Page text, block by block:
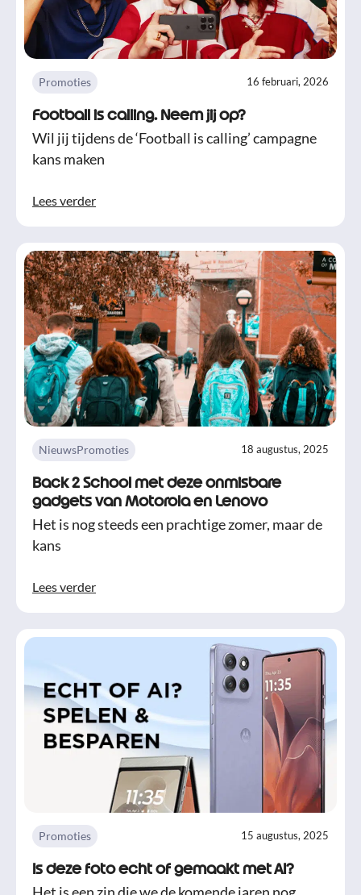
Promoties 16 februari, 2026
Football is calling. Neem jij op?
Wil jij tijdens de ‘Football is calling’ campagne
kans maken
Lees verder
NieuwsPromoties 18 augustus, 2025
Back 2 School met deze onmisbare
gadgets van Motorola en Lenovo
Het is nog steeds een prachtige zomer, maar de
kans
Lees verder
Promoties 15 augustus, 2025
Is deze foto echt of gemaakt met AI?